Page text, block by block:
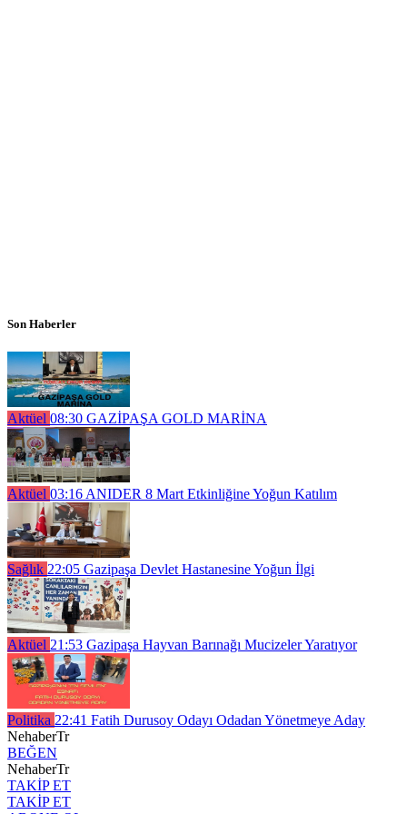
Son Haberler
Aktüel 08:30 GAZİPAŞA GOLD MARİNA
Aktüel 03:16 ANIDER 8 Mart Etkinliğine Yoğun Katılım
Sağlık 22:05 Gazipaşa Devlet Hastanesine Yoğun İlgi
Aktüel 21:53 Gazipaşa Hayvan Barınağı Mucizeler Yaratıyor
Politika 22:41 Fatih Durusoy Odayı Odadan Yönetmeye Aday
NehaberTr
BEĞEN
NehaberTr
TAKİP ET
TAKİP ET